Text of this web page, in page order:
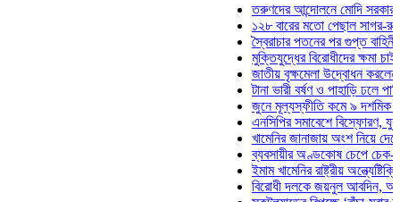
তরুণদের আন্দোলনে মোদি সরকার দুর্বল
১২৮ বারের মতো পেছাল সাগর-রুনি
স্বৈরাচার পতনের পর গুপ্ত বাহিনীর
মুক্তিযুদ্ধের বিরোধীদের ক্ষমা চাইতে
জাতীয় বৃক্ষমেলা উদ্বোধন করলেন
টানা ভারী বর্ষণ ও পাহাড়ি ঢলে পানিবন্দি
জুনে মূল্যস্ফীতি কমে ৯ দশমিক ১৬
এনসিপির সমাবেশে বিস্ফোরণ,
খামেনির জানাজায় অংশ নিয়ে দেশে
ব্যবসায়ীর অণ্ডকোষ চেপে চেক-
ইমাম খামেনির রাষ্ট্রীয়
বিরোধী দলকে জয়নুল আবদিন, আপনারা